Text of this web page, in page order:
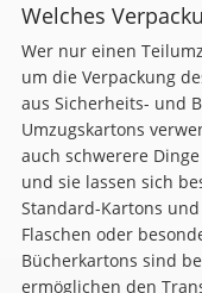
Welches
Wer nur einen
um die Verpackung
aus Sicherheits- und
Umzugskartons
auch schwerere
und sie lassen sich
Standard-Kartons
Flaschen oder
Bücherkartons sind
ermöglichen den